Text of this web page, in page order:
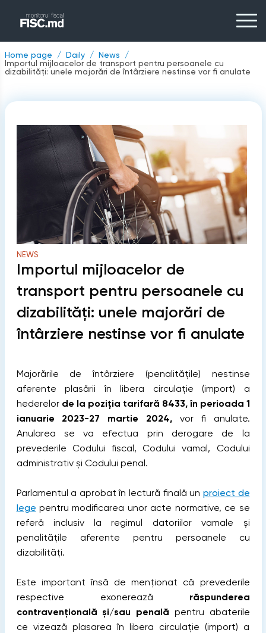
Home page Daily
News
Importul mijloacelor de transport pentru persoanele cu
dizabilități: unele majorări de întârziere nestinse vor fi anulate
NEWS
Importul mijloacelor de
transport pentru persoanele cu
dizabilități: unele majorări de
întârziere nestinse vor fi anulate
Majorările de întârziere (penalitățile) nestinse
aferente plasării în libera circulație (import) a
hederelor de la poziția tarifară 8433, în perioada 1
ianuarie 2023-27 martie 2024, vor fi anulate.
Anularea se va efectua prin derogare de la
prevederile Codului fiscal, Codului vamal, Codului
administrativ și Codului penal.
Parlamentul a aprobat în lectură finală un proiect de
lege pentru modificarea unor acte normative, ce se
referă inclusiv la regimul datoriilor vamale și
penalitățile aferente pentru persoanele cu
dizabilități.
Este important însă de menționat că prevederile
respective exonerează răspunderea
contravențională și/sau penală pentru abaterile
ce vizează plasarea în libera circulație (import) a